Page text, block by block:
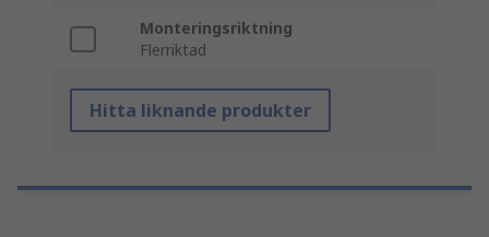
Monteringsriktning
Flerriktad
Hitta liknande produkter